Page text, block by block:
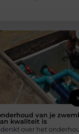
van je
kwaliteit is
over het